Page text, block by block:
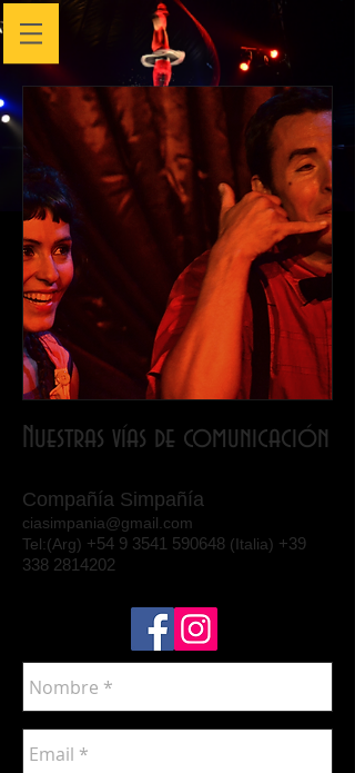
Nuestras vías de comunicación
Compañía Simpañía
ciasimpania@gmail.com
Tel:(Arg) +54 9 3541 590648 (Italia) +39
338 2814202